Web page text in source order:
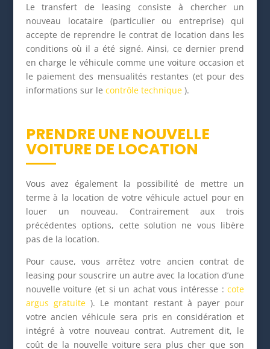
Le transfert de leasing consiste à chercher un
nouveau locataire (particulier ou entreprise) qui
accepte de reprendre le contrat de location dans les
conditions où il a été signé. Ainsi, ce dernier prend
en charge le véhicule comme une voiture occasion et
le paiement des mensualités restantes (et pour des
informations sur le contrôle technique).
PRENDRE UNE NOUVELLE
VOITURE DE LOCATION
Vous avez également la possibilité de mettre un
terme à la location de votre véhicule actuel pour en
louer un nouveau. Contrairement aux trois
précédentes options, cette solution ne vous libère
pas de la location.
Pour cause, vous arrêtez votre ancien contrat de
leasing pour souscrire un autre avec la location d’une
nouvelle voiture (et si un achat vous intéresse :cote
argus gratuite). Le montant restant à payer pour
votre ancien véhicule sera pris en considération et
intégré à votre nouveau contrat. Autrement dit, le
coût de la nouvelle voiture sera plus cher que son